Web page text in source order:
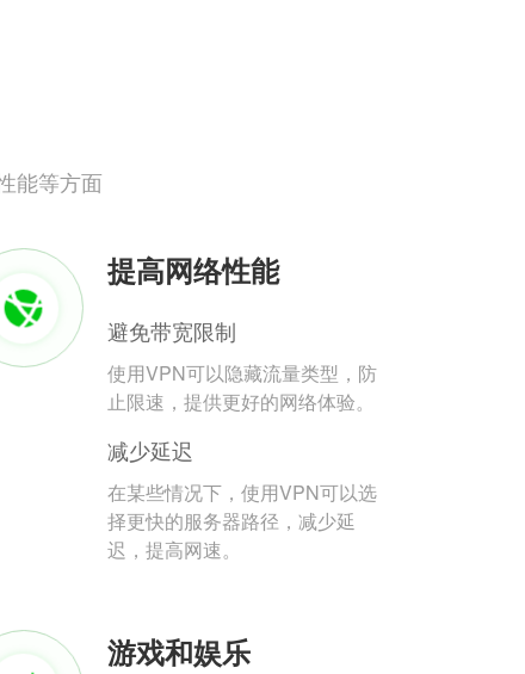
能等方面
提高网络性能
避免带宽限制
使用VPN可以隐藏流量类型，防
止限速，提供更好的网络体验。
减少延迟
在某些情况下，使用VPN可以选
择更快的服务器路径，减少延
迟，提高网速。
游戏和娱乐